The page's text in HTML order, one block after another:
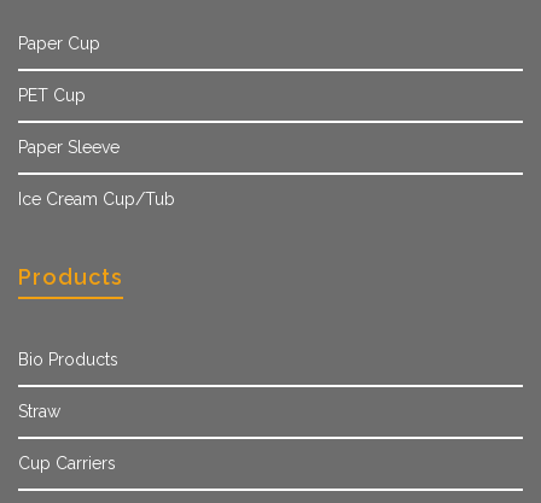
Paper Cup
PET Cup
Paper Sleeve
Ice Cream Cup/Tub
Products
Bio Products
Straw
Cup Carriers